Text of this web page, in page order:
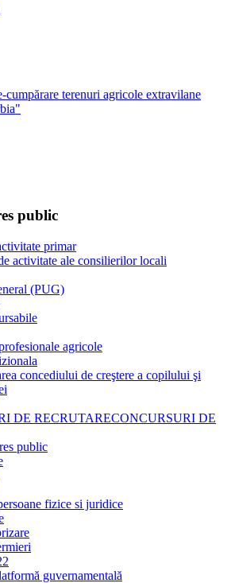
cumpărare terenuri agricole extravilane
public
primar
activitate ale consilierilor locali
(PUG)
agricole
concediului de creştere a copilului şi
CONCURSURI DE
public
fizice si juridice
guvernamentală